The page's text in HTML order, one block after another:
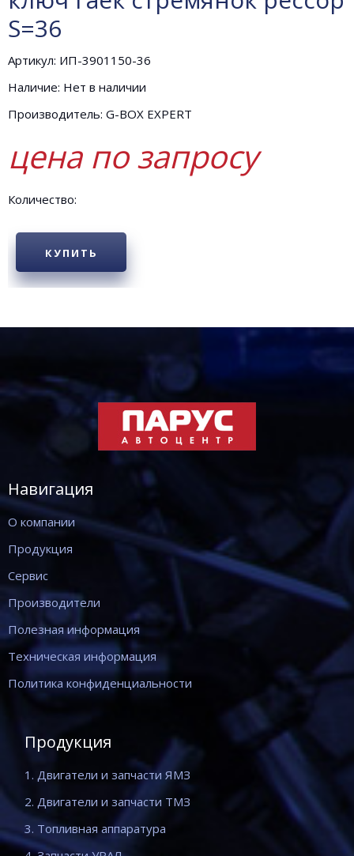
S=36
Артикул: ИП-3901150-36
Наличие: Нет в наличии
Производитель: G-BOX EXPERT
цена по запросу
Количество:
КУПИТЬ
Навигация
О компании
Продукция
Сервис
Производители
Полезная информация
Техническая информация
Политика конфиденциальности
Продукция
1. Двигатели и запчасти ЯМЗ
2. Двигатели и запчасти ТМЗ
3. Топливная аппаратура